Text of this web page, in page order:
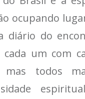
ocupando
diário do
cada um com
mas todos